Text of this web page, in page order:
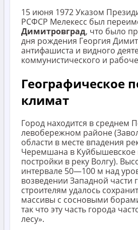
15 июня 1972 Указом
РСФСР Мелекесс был
Димитровград, что было
дня рождения Георгия
антифашиста и видного
коммунистического и
Географическое
климат
Город находится в среднем
левобережном районе
области в месте впадения
Черемшана в Куйбышевское
постройки в реку Волгу).
интервале 50—100 м над
возведении Западной части
строителям удалось
массивы с сосновыми
так что эту часть города
лесу».